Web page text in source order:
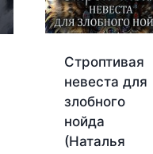
Строптивая
невеста для
злобного
нойда
(Наталья